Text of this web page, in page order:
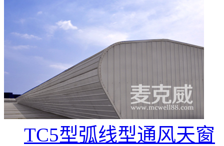
TC5型弧线型通风天窗